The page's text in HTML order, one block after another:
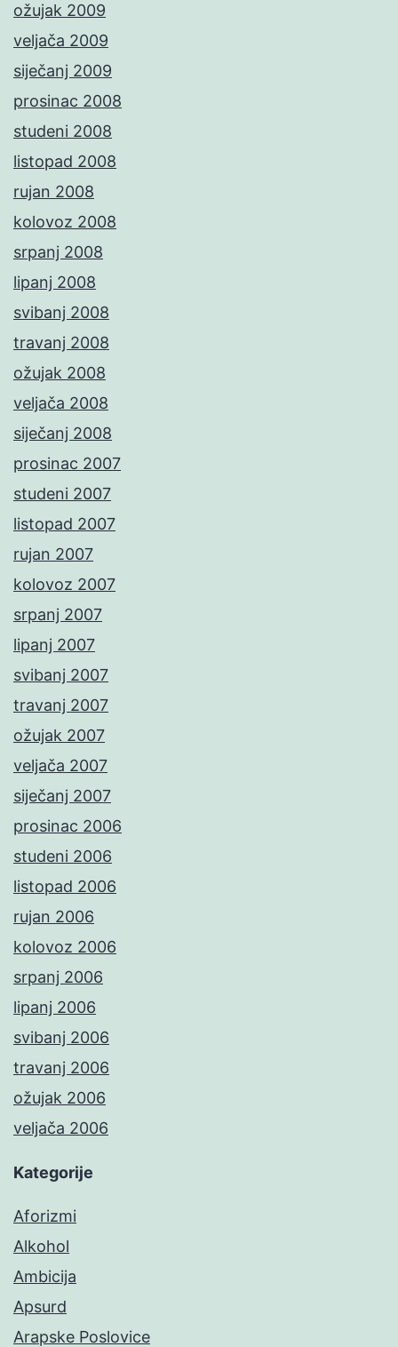
ožujak 2009
veljača 2009
siječanj 2009
prosinac 2008
studeni 2008
listopad 2008
rujan 2008
kolovoz 2008
srpanj 2008
lipanj 2008
svibanj 2008
travanj 2008
ožujak 2008
veljača 2008
siječanj 2008
prosinac 2007
studeni 2007
listopad 2007
rujan 2007
kolovoz 2007
srpanj 2007
lipanj 2007
svibanj 2007
travanj 2007
ožujak 2007
veljača 2007
siječanj 2007
prosinac 2006
studeni 2006
listopad 2006
rujan 2006
kolovoz 2006
srpanj 2006
lipanj 2006
svibanj 2006
travanj 2006
ožujak 2006
veljača 2006
Kategorije
Aforizmi
Alkohol
Ambicija
Apsurd
Arapske Poslovice